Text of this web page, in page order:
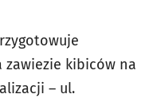
kibiców na
– ul.